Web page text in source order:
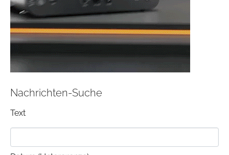
Nachrichten-Suche
Text